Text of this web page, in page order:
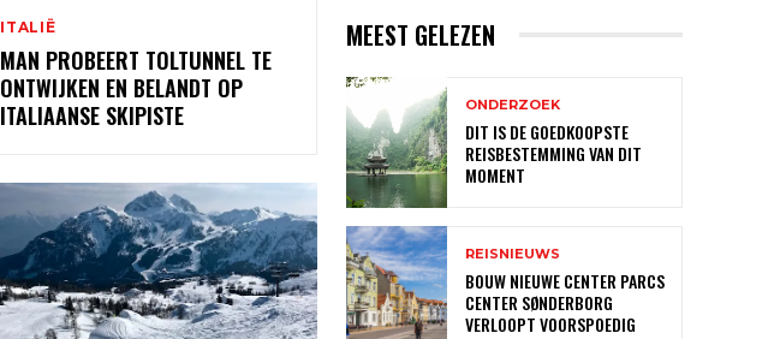
ITALIË
MAN PROBEERT TOLTUNNEL TE
ONTWIJKEN EN BELANDT OP
ITALIAANSE SKIPISTE
MEEST GELEZEN
ONDERZOEK
DIT IS DE GOEDKOOPSTE
REISBESTEMMING VAN DIT
MOMENT
REISNIEUWS
BOUW NIEUWE CENTER PARCS
CENTER SØNDERBORG
VERLOOPT VOORSPOEDIG